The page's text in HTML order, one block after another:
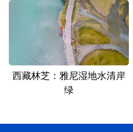
西藏林芝：雅尼湿地水清岸
绿